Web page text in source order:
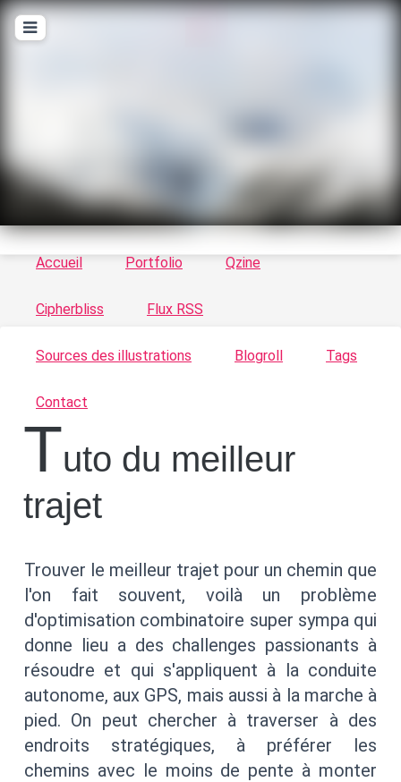
Le vortex à chats - Illustrations, trucs en tout
genre par Tykayn
Accueil Portfolio Qzine
Cipherbliss Flux RSS
Sources des illustrations Blogroll Tags
Contact
tuto du meilleur
trajet
Trouver le meilleur trajet pour un chemin que
l'on fait souvent, voilà un problème
d'optimisation combinatoire super sympa qui
donne lieu a des challenges passionants à
résoudre et qui s'appliquent à la conduite
autonome, aux GPS, mais aussi à la marche à
pied. On peut chercher à traverser à des
endroits stratégiques, à préférer les
chemins avec le moins de pente à monter